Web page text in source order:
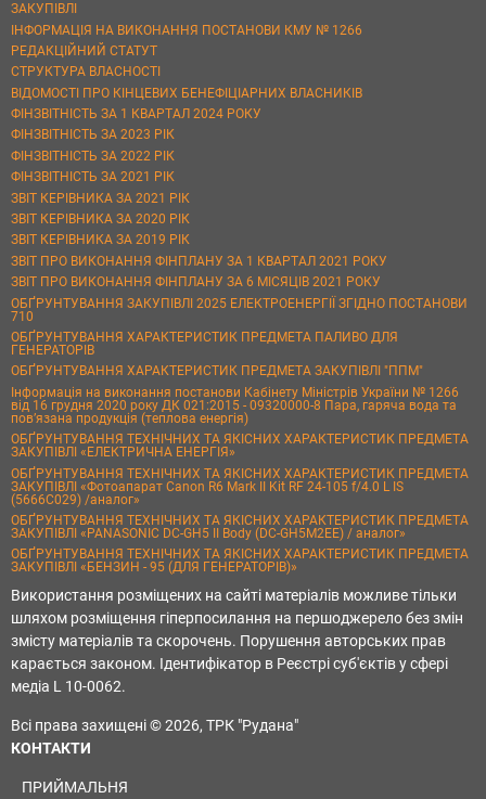
ЗАКУПІВЛІ
ІНФОРМАЦІЯ НА ВИКОНАННЯ ПОСТАНОВИ КМУ № 1266
РЕДАКЦІЙНИЙ СТАТУТ
СТРУКТУРА ВЛАСНОСТІ
ВІДОМОСТІ ПРО КІНЦЕВИХ БЕНЕФІЦІАРНИХ ВЛАСНИКІВ
ФІНЗВІТНІСТЬ ЗА 1 КВАРТАЛ 2024 РОКУ
ФІНЗВІТНІСТЬ ЗА 2023 РІК
ФІНЗВІТНІСТЬ ЗА 2022 РІК
ФІНЗВІТНІСТЬ ЗА 2021 РІК
ЗВІТ КЕРІВНИКА ЗА 2021 РІК
ЗВІТ КЕРІВНИКА ЗА 2020 РІК
ЗВІТ КЕРІВНИКА ЗА 2019 РІК
ЗВІТ ПРО ВИКОНАННЯ ФІНПЛАНУ ЗА 1 КВАРТАЛ 2021 РОКУ
ЗВІТ ПРО ВИКОНАННЯ ФІНПЛАНУ ЗА 6 МІСЯЦІВ 2021 РОКУ
ОБҐРУНТУВАННЯ ЗАКУПІВЛІ 2025 ЕЛЕКТРОЕНЕРГІЇ ЗГІДНО ПОСТАНОВИ
710
ОБҐРУНТУВАННЯ ХАРАКТЕРИСТИК ПРЕДМЕТА ПАЛИВО ДЛЯ
ГЕНЕРАТОРІВ
ОБҐРУНТУВАННЯ ХАРАКТЕРИСТИК ПРЕДМЕТА ЗАКУПІВЛІ "ППМ"
Інформація на виконання постанови Кабінету Міністрів України № 1266
від 16 грудня 2020 року ДК 021:2015 - 09320000-8 Пара, гаряча вода та
пов’язана продукція (теплова енергія)
ОБҐРУНТУВАННЯ ТЕХНІЧНИХ ТА ЯКІСНИХ ХАРАКТЕРИСТИК ПРЕДМЕТА
ЗАКУПІВЛІ «ЕЛЕКТРИЧНА ЕНЕРГІЯ»
ОБҐРУНТУВАННЯ ТЕХНІЧНИХ ТА ЯКІСНИХ ХАРАКТЕРИСТИК ПРЕДМЕТА
ЗАКУПІВЛІ «Фотоапарат Canon R6 Mark II Kit RF 24-105 f/4.0 L IS
(5666C029) /аналог»
ОБҐРУНТУВАННЯ ТЕХНІЧНИХ ТА ЯКІСНИХ ХАРАКТЕРИСТИК ПРЕДМЕТА
ЗАКУПІВЛІ «PANASONIC DC-GH5 II Body (DC-GH5M2EE) / аналог»
ОБҐРУНТУВАННЯ ТЕХНІЧНИХ ТА ЯКІСНИХ ХАРАКТЕРИСТИК ПРЕДМЕТА
ЗАКУПІВЛІ «БЕНЗИН - 95 (ДЛЯ ГЕНЕРАТОРІВ)»
Використання розміщених на сайті матеріалів можливе тільки
шляхом розміщення гіперпосилання на першоджерело без змін
змісту матеріалів та скорочень. Порушення авторських прав
карається законом. Ідентифікатор в Реєстрі суб'єктів у сфері
медіа L 10-0062.
Всі права захищені © 2026, ТРК "Рудана"
КОНТАКТИ
ПРИЙМАЛЬНЯ